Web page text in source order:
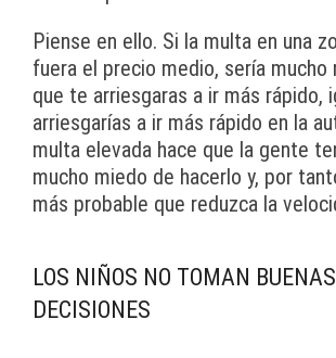
Piense en ello. Si la multa en una
fuera el precio medio, sería mucho
que te arriesgaras a ir más rápido,
arriesgarías a ir más rápido en la
multa elevada hace que la gente
mucho miedo de hacerlo y, por
más probable que reduzca la
LOS NIÑOS NO TOMAN BUENAS
DECISIONES